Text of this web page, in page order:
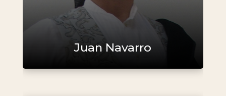
Juan Navarro